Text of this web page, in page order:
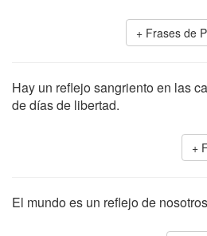
Frases de
Hay un reflejo sangriento en las
de días de libertad.
El mundo es un reflejo de